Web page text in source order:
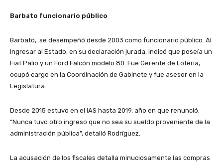
Barbato funcionario público
Barbato, se desempeñó desde 2003 como funcionario público. Al
ingresar al Estado, en su declaración jurada, indicó que poseía un
Fiat Palio y un Ford Falcón modelo 80. Fue Gerente de Lotería,
ocupó cargo en la Coordinación de Gabinete y fue asesor en la
Legislatura.
Desde 2015 estuvo en el IAS hasta 2019, año en que renunció.
“Nunca tuvo otro ingreso que no sea su sueldo proveniente de la
administración pública”, detalló Rodríguez.
La acusación de los fiscales detalla minuciosamente las compras